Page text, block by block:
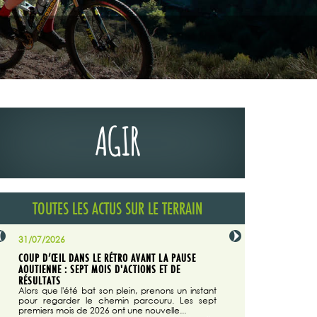
AGIR
TOUTES LES ACTUS SUR LE TERRAIN
du
31/07/2026
COUP D’ŒIL DANS LE RÉTRO AVANT LA PAUSE
AOUTIENNE : SEPT MOIS D'ACTIONS ET DE
RÉSULTATS
Alors que l'été bat son plein, prenons un instant
pour regarder le chemin parcouru. Les sept
premiers mois de 2026 ont une nouvelle...
29/07/2026